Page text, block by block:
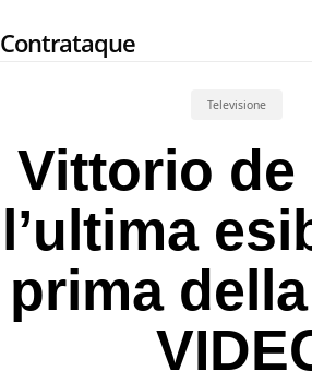
to
Contrataque
Televisione
Vittorio de
l’ultima
prima